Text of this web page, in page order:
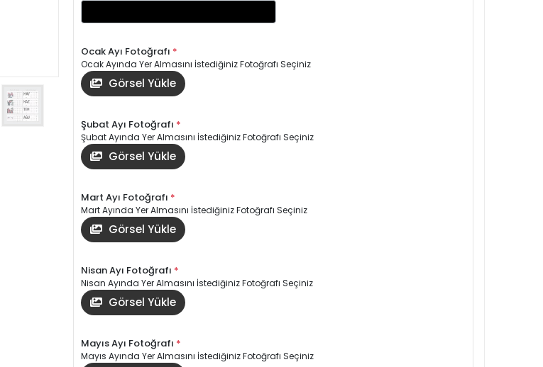
Ocak Ayı Fotoğrafı *
Ocak Ayında Yer Almasını İstediğiniz Fotoğrafı Seçiniz
Görsel Yükle
Şubat Ayı Fotoğrafı *
Şubat Ayında Yer Almasını İstediğiniz Fotoğrafı Seçiniz
Görsel Yükle
Mart Ayı Fotoğrafı *
Mart Ayında Yer Almasını İstediğiniz Fotoğrafı Seçiniz
Görsel Yükle
Nisan Ayı Fotoğrafı *
Nisan Ayında Yer Almasını İstediğiniz Fotoğrafı Seçiniz
Görsel Yükle
Mayıs Ayı Fotoğrafı *
Mayıs Ayında Yer Almasını İstediğiniz Fotoğrafı Seçiniz